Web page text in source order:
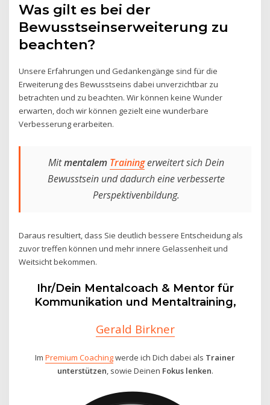
Was gilt es bei der
Bewusstseinserweiterung zu
beachten?
Unsere Erfahrungen und Gedankengänge sind für die
Erweiterung des Bewusstseins dabei unverzichtbar zu
betrachten und zu beachten. Wir können keine Wunder
erwarten, doch wir können gezielt eine wunderbare
Verbesserung erarbeiten.
Mitmentalem Trainingerweitert sich Dein
Bewusstsein und dadurch eine verbesserte
Perspektivenbildung.
Daraus resultiert, dass Sie deutlich bessere Entscheidung als
zuvor treffen können und mehr innere Gelassenheit und
Weitsicht bekommen.
Ihr/Dein Mentalcoach & Mentor für
Kommunikation und Mentaltraining,
Gerald Birkner
Im Premium Coachingwerde ich Dich dabei als Trainer
unterstützen, sowie Deinen Fokus lenken.